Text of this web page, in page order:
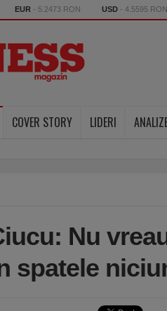
EUR - 5.2473 RON USD - 4.5595 RON
COVER STORY LIDERI
Nu
spatele